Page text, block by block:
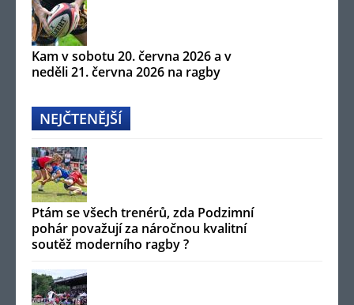
Kam v sobotu 20. června 2026 a v
neděli 21. června 2026 na ragby
NEJČTENĚJŠÍ
Ptám se všech trenérů, zda Podzimní
pohár považují za náročnou kvalitní
soutěž moderního ragby ?